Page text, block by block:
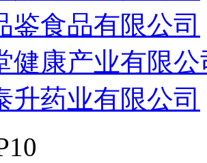
鉴食品有限公司
健康产业有限公
升药业有限公司